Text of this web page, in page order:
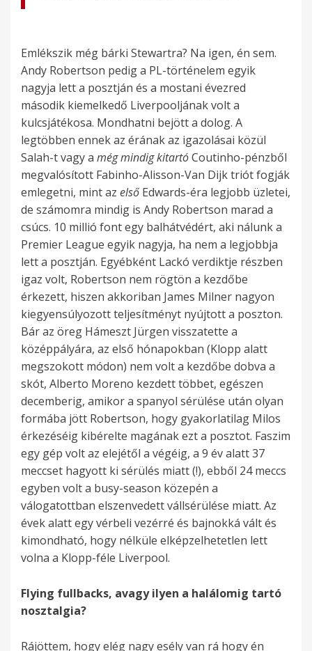
Emlékszik még bárki Stewartra? Na igen, én sem.
Andy Robertson pedig a PL-történelem egyik
nagyja lett a posztján és a mostani évezred
második kiemelkedő Liverpooljának volt a
kulcsjátékosa. Mondhatni bejött a dolog. A
legtöbben ennek az érának az igazolásai közül
Salah-t vagy a még mindig kitartóCoutinho-pénzből
megvalósított Fabinho-Alisson-Van Dijk triót fogják
emlegetni, mint az első Edwards-éra legjobb üzletei,
de számomra mindig is Andy Robertson marad a
csúcs. 10 millió font egy balhátvédért, aki nálunk a
Premier League egyik nagyja, ha nem a legjobbja
lett a posztján. Egyébként Lackó verdiktje részben
igaz volt, Robertson nem rögtön a kezdőbe
érkezett, hiszen akkoriban James Milner nagyon
kiegyensúlyozott teljesítményt nyújtott a poszton.
Bár az öreg Hámeszt Jürgen visszatette a
középpályára, az első hónapokban (Klopp alatt
megszokott módon) nem volt a kezdőbe dobva a
skót, Alberto Moreno kezdett többet, egészen
decemberig, amikor a spanyol sérülése után olyan
formába jött Robertson, hogy gyakorlatilag Milos
érkezéséig kibérelte magának ezt a posztot. Faszim
egy gép volt az elejétől a végéig, a 9 év alatt 37
meccset hagyott ki sérülés miatt (!), ebből 24 meccs
egyben volt a busy-season közepén a
válogatottban elszenvedett vállsérülése miatt. Az
évek alatt egy vérbeli vezérré és bajnokká vált és
kimondható, hogy nélküle elképzelhetetlen lett
volna a Klopp-féle Liverpool.
Flying fullbacks, avagy ilyen a halálomig tartó
nosztalgia?
Rájöttem, hogy elég nagy esély van rá hogy én